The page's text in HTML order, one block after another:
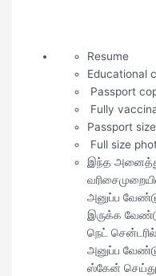
Resume
Educational
Passport
Fully
Passport
Full size
இந்த
அனுப்ப
இருக்க
நெட்
அனுப்ப
ஸ்கேன்